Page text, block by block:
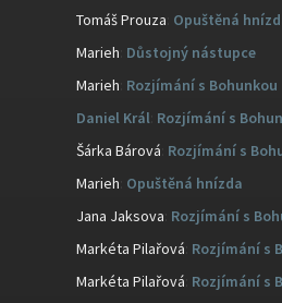
Tomáš Prouza Opuštěná
Marieh Důstojný nástupce
Marieh Rozjímání s Bohunkou
Daniel Král Rozjímání s
Šárka Bárová Rozjímání s
Marieh Opuštěná hnízda
Jana Jaksova Rozjímání s
Markéta Pilařová Rozjímání s
Markéta Pilařová Rozjímání s